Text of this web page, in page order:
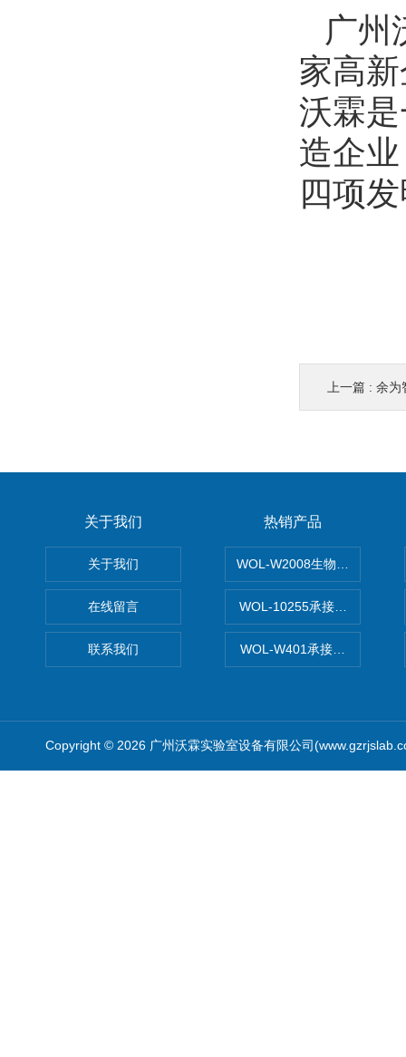
广州
家高
沃霖
造企
四项
上一篇 : 余为智
关于我们
关于我们
在线留言
联系我们
热销产品
WOL-W2008生物制药GMP
WOL-10255承接清远电子
WOL-W401承接食品QS认
Copyright © 2026 广州沃霖实验室设备有限公司